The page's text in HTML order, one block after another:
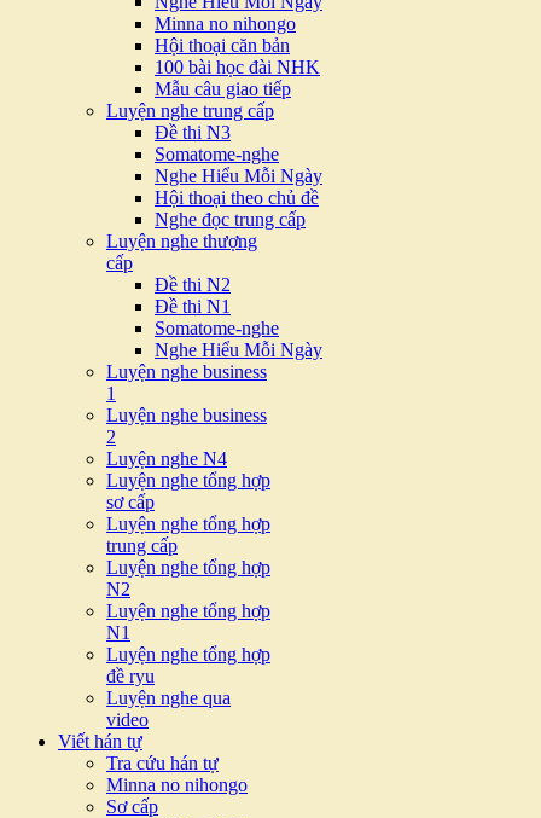
Minna no nihongo
Hội thoại căn bản
100 bài học đài NHK
Mẫu câu giao tiếp
Luyện nghe trung cấp
Đề thi N3
Somatome-nghe
Nghe Hiểu Mỗi Ngày
Hội thoại theo chủ đề
Nghe đọc trung cấp
Luyện nghe thượng
cấp
Đề thi N2
Đề thi N1
Somatome-nghe
Nghe Hiểu Mỗi Ngày
Luyện nghe business
1
Luyện nghe business
2
Luyện nghe N4
Luyện nghe tổng hợp
sơ cấp
Luyện nghe tổng hợp
trung cấp
Luyện nghe tổng hợp
N2
Luyện nghe tổng hợp
N1
Luyện nghe tổng hợp
đề ryu
Luyện nghe qua
video
Viết hán tự
Tra cứu hán tự
Minna no nihongo
Sơ cấp